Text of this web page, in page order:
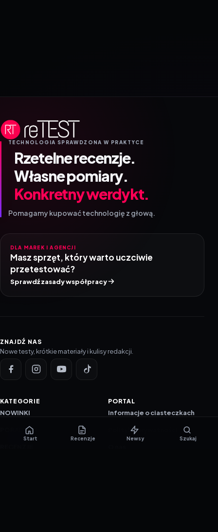
TECHNOLOGIA SPRAWDZONA W PRAKTYCE
Rzetelne recenzje.
Własne pomiary.
Konkretny werdykt.
Pomagamy kupować technologię z głową.
DLA MAREK I AGENCJI
Masz sprzęt, który warto uczciwie
przetestować?
Sprawdź zasady współpracy
ZNAJDŹ NAS
Nowe testy, krótkie materiały i kulisy redakcji.
KATEGORIE
NOWINKI
PORADNIKI
PORTAL
Informacje o ciasteczkach
Polityka prywatności
Start Recenzje Newsy Szukaj